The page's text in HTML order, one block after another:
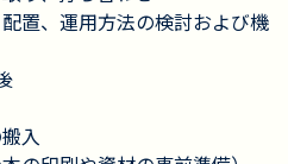
置、運用方法の検討および機
入